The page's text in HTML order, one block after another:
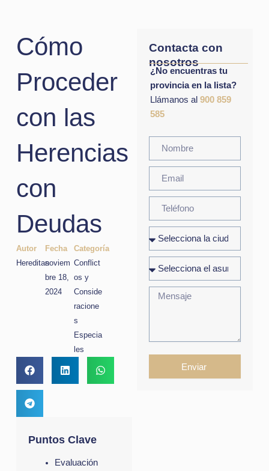
Cómo
Proceder
con las
Herencias
con
Deudas
Autor
Hereditas
Fecha
noviem
bre 18,
2024
Categoría
Conflict
os y
Conside
racione
s
Especia
les
Puntos Clave
Evaluación
Contacta con
nosotros
¿No encuentras tu
provincia en la lista?
Llámanos al 900 859
585
Enviar